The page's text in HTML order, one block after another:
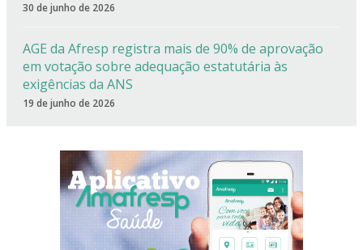
30 de junho de 2026
AGE da Afresp registra mais de 90% de aprovação
em votação sobre adequação estatutária às
exigências da ANS
19 de junho de 2026